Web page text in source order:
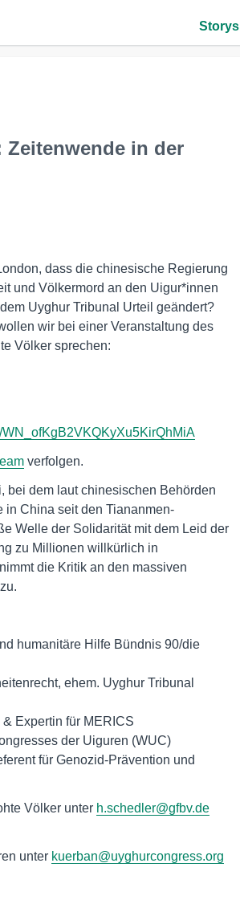
Storys
Zeitenwende in der
dass die chinesische Regierung
und Völkermord an den Uigur*innen
Uyghur Tribunal Urteil geändert?
wir bei einer Veranstaltung des
Völker sprechen:
verfolgen.
bei dem laut chinesischen Behörden
in China seit den Tiananmen-
Welle der Solidarität mit dem Leid der
zu Millionen willkürlich in
die Kritik an den massiven
humanitäre Hilfe Bündnis 90/die
ehem. Uyghur Tribunal
Expertin für MERICS
der Uiguren (WUC)
für Genozid-Prävention und
Völker unter h.schedler@gfbv.de
unter kuerban@uyghurcongress.org